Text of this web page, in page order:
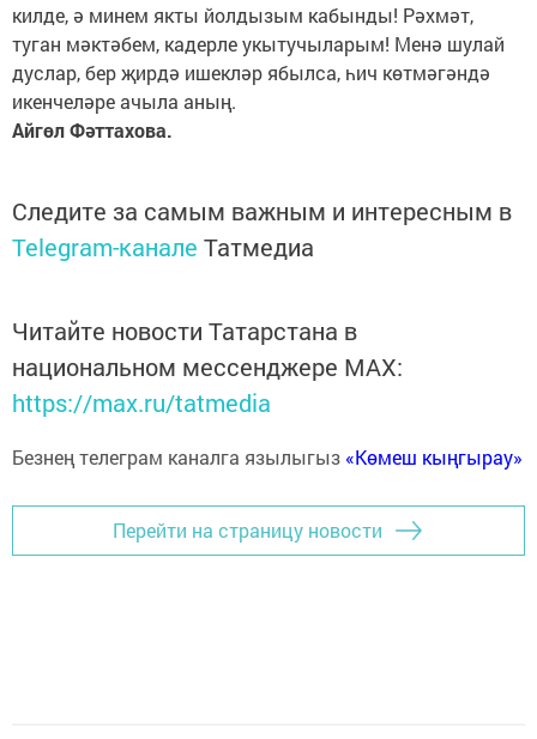
килде, ә минем якты йолдызым кабынды! Рәхмәт,
туган мәктәбем, кадерле укытучыларым! Менә шулай
дуслар, бер җирдә ишекләр ябылса, һич көтмәгәндә
икенчеләре ачыла аның.
Айгөл Фәттахова.
Следите за самым важным и интересным в
Telegram-канале Татмедиа
Читайте новости Татарстана в
национальном мессенджере MАХ:
https://max.ru/tatmedia
Безнең телеграм каналга язылыгыз «Көмеш кыңгырау»
Перейти на страницу новости